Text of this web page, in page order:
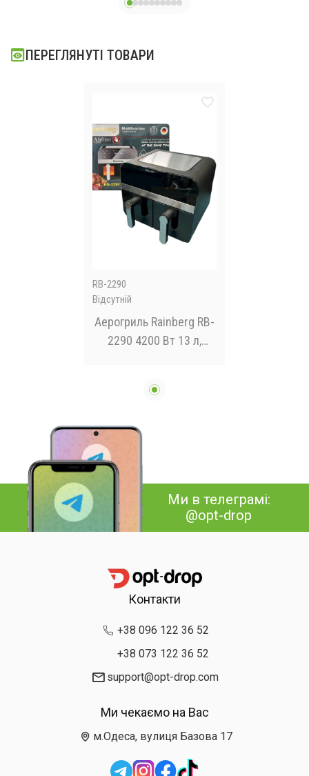
ПЕРЕГЛЯНУТІ ТОВАРИ
RB-2290
Відсутній
Аерогриль Rainberg RB-
2290 4200 Вт 13 л,
мультипічка, кухонна
Ми в телеграмі:
@opt-drop
Контакти
+38 096 122 36 52
+38 073 122 36 52
support@opt-drop.com
Ми чекаємо на Вас
м.Одеса, вулиця Базова 17